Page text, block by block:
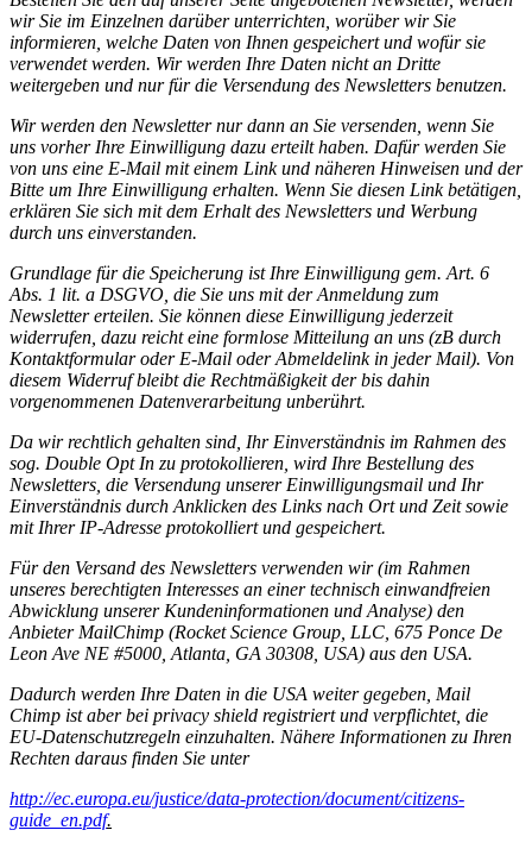
wir Sie im Einzelnen darüber unterrichten, worüber wir Sie
informieren, welche Daten von Ihnen gespeichert und wofür sie
verwendet werden. Wir werden Ihre Daten nicht an Dritte
weitergeben und nur für die Versendung des Newsletters benutzen.
Wir werden den Newsletter nur dann an Sie versenden, wenn Sie
uns vorher Ihre Einwilligung dazu erteilt haben. Dafür werden Sie
von uns eine E-Mail mit einem Link und näheren Hinweisen und der
Bitte um Ihre Einwilligung erhalten. Wenn Sie diesen Link betätigen,
erklären Sie sich mit dem Erhalt des Newsletters und Werbung
durch uns einverstanden.
Grundlage für die Speicherung ist Ihre Einwilligung gem. Art. 6
Abs. 1 lit. a DSGVO, die Sie uns mit der Anmeldung zum
Newsletter erteilen. Sie können diese Einwilligung jederzeit
widerrufen, dazu reicht eine formlose Mitteilung an uns (zB durch
Kontaktformular oder E-Mail oder Abmeldelink in jeder Mail). Von
diesem Widerruf bleibt die Rechtmäßigkeit der bis dahin
vorgenommenen Datenverarbeitung unberührt.
Da wir rechtlich gehalten sind, Ihr Einverständnis im Rahmen des
sog. Double Opt In zu protokollieren, wird Ihre Bestellung des
Newsletters, die Versendung unserer Einwilligungsmail und Ihr
Einverständnis durch Anklicken des Links nach Ort und Zeit sowie
mit Ihrer IP-Adresse protokolliert und gespeichert.
Für den Versand des Newsletters verwenden wir (im Rahmen
unseres berechtigten Interesses an einer technisch einwandfreien
Abwicklung unserer Kundeninformationen und Analyse) den
Anbieter MailChimp (Rocket Science Group, LLC, 675 Ponce De
Leon Ave NE #5000, Atlanta, GA 30308, USA) aus den USA.
Dadurch werden Ihre Daten in die USA weiter gegeben, Mail
Chimp ist aber bei privacy shield registriert und verpflichtet, die
EU-Datenschutzregeln einzuhalten. Nähere Informationen zu Ihren
Rechten daraus finden Sie unter
http://ec.europa.eu/justice/data-protection/document/citizens-
guide_en.pdf.